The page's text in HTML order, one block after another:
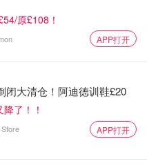
长、学生和教育界纷纷为
局也加强呼吁：学校、家
的心理动态，尽早预防类
原£108！
APP打开
闭大清仓！阿迪德训鞋£20
了！！
APP打开